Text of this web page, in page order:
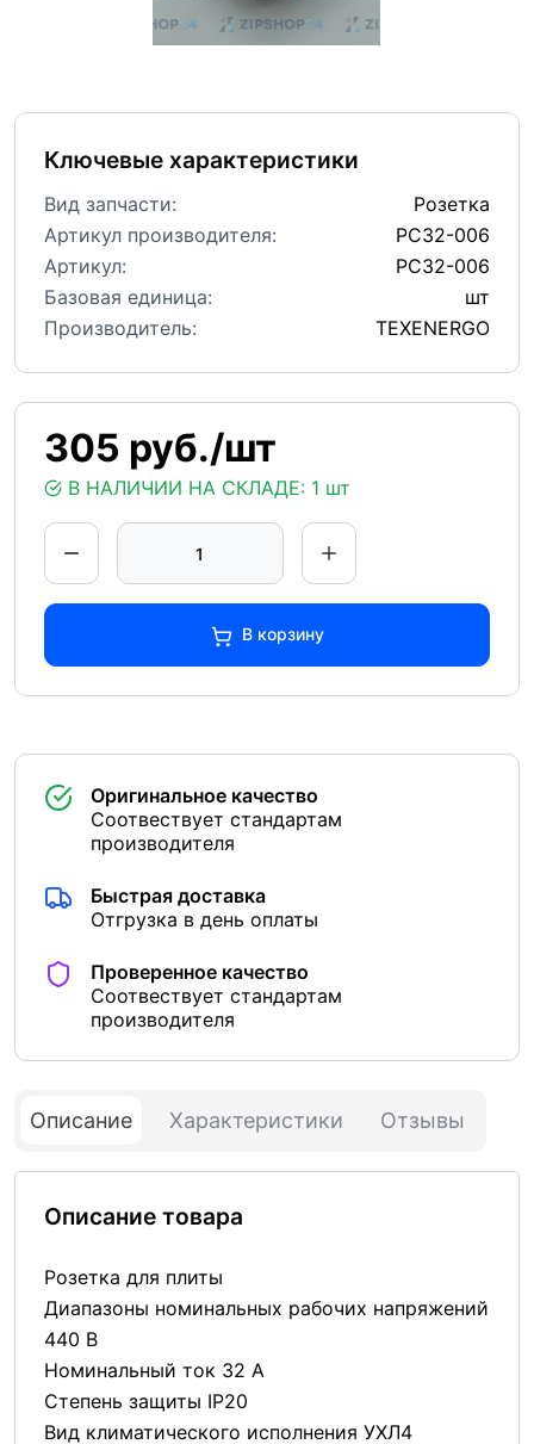
305 руб./шт
В НАЛИЧИИ НА СКЛАДЕ: 1 шт
В корзину
Ключевые характеристики
Вид запчасти:
Розетка
Артикул производителя:
РС32-006
Артикул:
РС32-006
Базовая единица:
шт
Производитель:
TEXENERGO
Оригинальное качество
Соотвествует стандартам
производителя
Быстрая доставка
Отгрузка в день оплаты
Проверенное качество
Соотвествует стандартам
производителя
Описание Характеристики Отзывы
Описание товара
Розетка для плиты
Диапазоны номинальных рабочих напряжений
440 В
Номинальный ток 32 А
Степень защиты IP20
Вид климатического исполнения УХЛ4